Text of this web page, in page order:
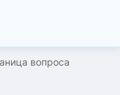
вопроса